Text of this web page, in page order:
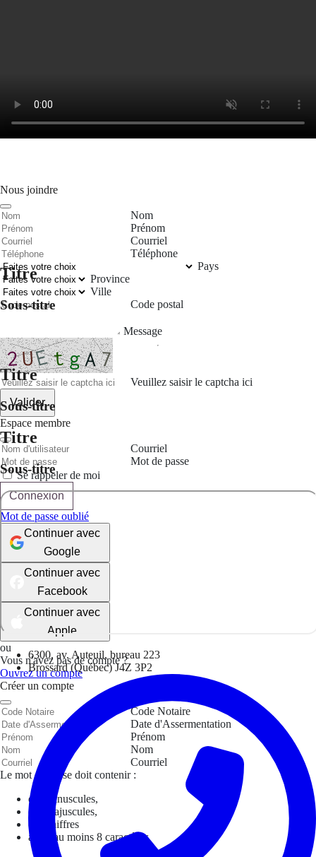
Titre
Sous-titre
Titre
Sous-titre
Titre
Sous-titre
6300, av. Auteuil, bureau 223
Brossard (Québec) J4Z 3P2
Nous joindre
Nom
Prénom
Courriel
Téléphone
Pays
Province
Ville
Code postal
Message
Veuillez saisir le captcha ici
Valider
Espace membre
Courriel
Mot de passe
Se rappeler de moi
Connexion
Mot de passe oublié
Continuer avec
Google
Continuer avec
Facebook
Continuer avec
Apple
ou
Vous n'avez pas de compte ?
Ouvrez un compte
Créer un compte
Code Notaire
Date d'Assermentation
Prénom
Nom
Courriel
Le mot de passe doit contenir :
des minuscules,
des majuscules,
des chiffres
avoir au moins 8 caractères